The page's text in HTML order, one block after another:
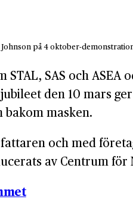
på 4 oktober-
STAL, SAS och
den 10 mars
bakom masken.
och med
av Centrum för